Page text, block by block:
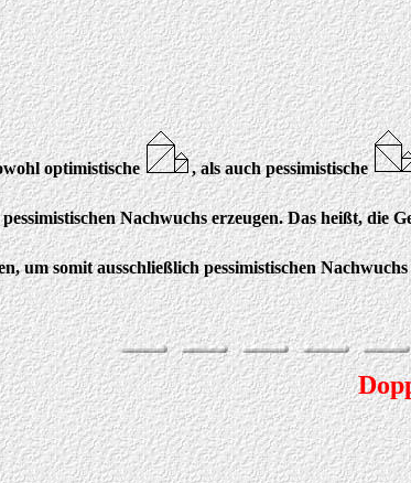
optimistische , als auch pessimistische
Nachwuchs erzeugen. Das heißt, die
um somit ausschließlich pessimistischen Nachwuchs